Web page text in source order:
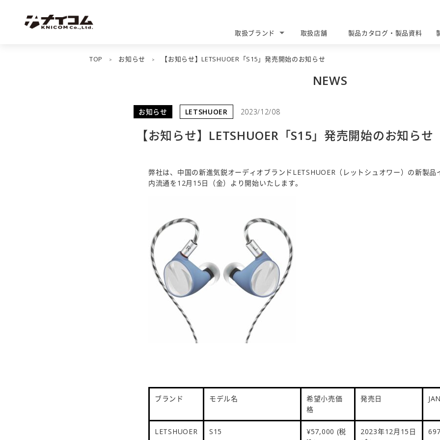
取扱ブランド
取扱店舗
製品カタログ・製品資料
TOP
> お知らせ > 【お知らせ】LETSHUOER「S15」発売開始のお知らせ
NEWS
お知らせ LETSHUOER 2023/12/08
【お知らせ】LETSHUOER「S15」発売開始のお知らせ
弊社は、中国の新進気鋭オーディオブランドLETSHUOER（レットシュオワー）の新製品
内流通を12月15日（金）より開始いたします。
ブランド モデル名
希望小売価
格
発売日 JAN
LETSHUOER S15 ¥57,000 (税
2023年12月15 日